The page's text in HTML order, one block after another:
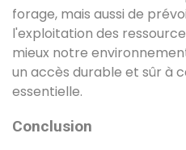
forage, mais aussi de
l'exploitation des
mieux notre
un accès durable et sûr à
essentielle.
Conclusion